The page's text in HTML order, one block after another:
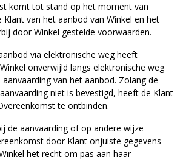
komt tot stand op het moment van
Klant van het aanbod van Winkel en het
door Winkel gestelde voorwaarden.
via elektronische weg heeft
onverwijld langs elektronische weg
van het aanbod. Zolang de
niet is bevestigd, heeft de Klant
te ontbinden.
de aanvaarding of op andere wijze
door Klant onjuiste gegevens
het recht om pas aan haar